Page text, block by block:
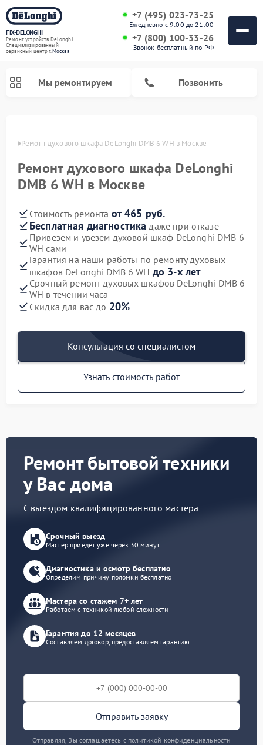
FIX-DELONGHI
Ремонт устройств DeLonghi
Специализированный
cервисный центр г.Москва
+7 (495) 023-73-25
Ежедневно с 9:00 до 21:00
+7 (800) 100-33-26
Звонок бесплатный по РФ
Мы ремонтируем Позвонить
Ремонт духового шкафа DeLonghi DMB 6 WH в Москве
Ремонт духового шкафа DeLonghi
DMB 6 WH в Москве
Стоимость ремонта от 465 руб.
Бесплатная диагностика даже при отказе
Привезем и увезем духовой шкаф DeLonghi DMB 6
WH сами
Гарантия на наши работы по ремонту духовых
шкафов DeLonghi DMB 6 WH до 3-х лет
Срочный ремонт духовых шкафов DeLonghi DMB 6
WH в течении часа
Скидка для вас до 20%
Консультация со специалистом
Узнать стоимость работ
Ремонт бытовой техники
у Вас дома
С выездом квалифицированного мастера
Срочный выезд
Мастер приедет уже через 30 минут
Диагностика и осмотр бесплатно
Определим причину поломки бесплатно
Мастера со стажем 7+ лет
Работаем с техникой любой сложности
Гарантия до 12 месяцев
Составляем договор, предоставляем гарантию
Отправить заявку
Отправляя, Вы соглашаетесь с политикой конфиденциальности